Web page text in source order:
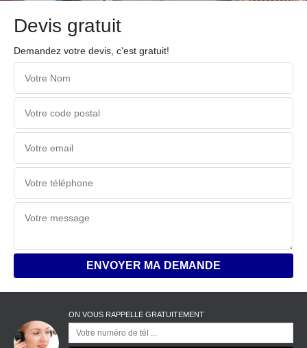
Devis gratuit
Demandez votre devis, c'est gratuit!
ON VOUS RAPPELLE GRATUITEMENT